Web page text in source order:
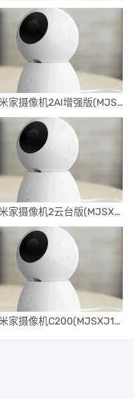
小米米家摄像机2AI增强版(MJSXJ13CM)刷机升级固件5.1.5_0258
小米米家摄像机2云台版(MJSXJ11CM)刷机升级固件5.1.5_0391
小米米家摄像机C200(MJSXJ10CM)刷机升级固件4.3.4_0376